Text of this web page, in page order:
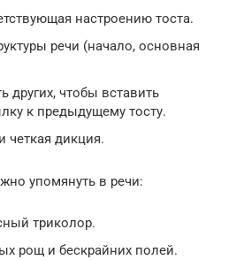
настроению тоста.
речи (начало, основная
других, чтобы вставить
к предыдущему тосту.
четкая дикция.
упомянуть в речи:
триколор.
рощ и бескрайних полей.